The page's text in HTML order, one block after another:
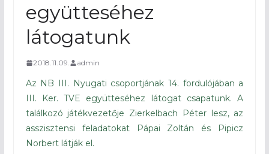
együtteséhez
látogatunk
2018.11.09. admin
Az NB III. Nyugati csoportjának 14. fordulójában a
III. Ker. TVE együtteséhez látogat csapatunk. A
találkozó játékvezetője Zierkelbach Péter lesz, az
asszisztensi feladatokat Pápai Zoltán és Pipicz
Norbert látják el.